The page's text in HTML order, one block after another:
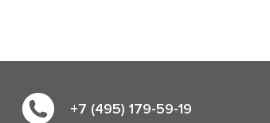
+7 (495) 179-59-19